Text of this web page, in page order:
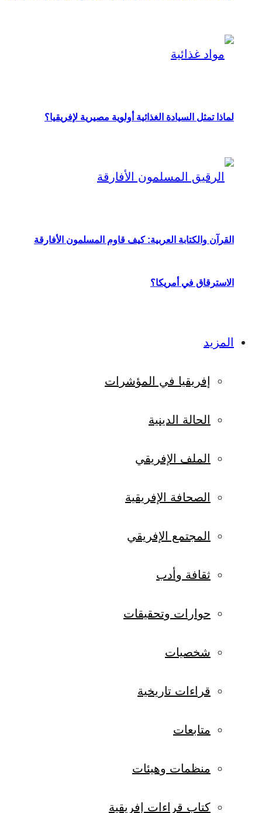
لماذا تمثل السيادة الغذائية أولوية مصيرية لإفريقيا؟
القرآن والكتابة العربية: كيف قاوم المسلمون الأفارقة
الاسترقاق في أمريكا؟
المزيد
إفريقيا في المؤشرات
الحالة الدينية
الملف الإفريقي
الصحافة الإفريقية
المجتمع الإفريقي
ثقافة وأدب
حوارات وتحقيقات
شخصيات
قراءات تاريخية
متابعات
منظمات وهيئات
كتاب قراءات إفريقية